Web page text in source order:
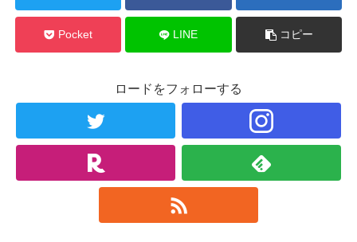
Pocket LINE コピー
ロードをフォローする